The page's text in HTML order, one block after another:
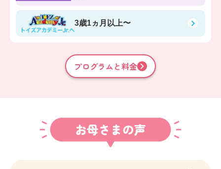
3歳1ヵ月以上〜
プログラムと料金
お母さまの声